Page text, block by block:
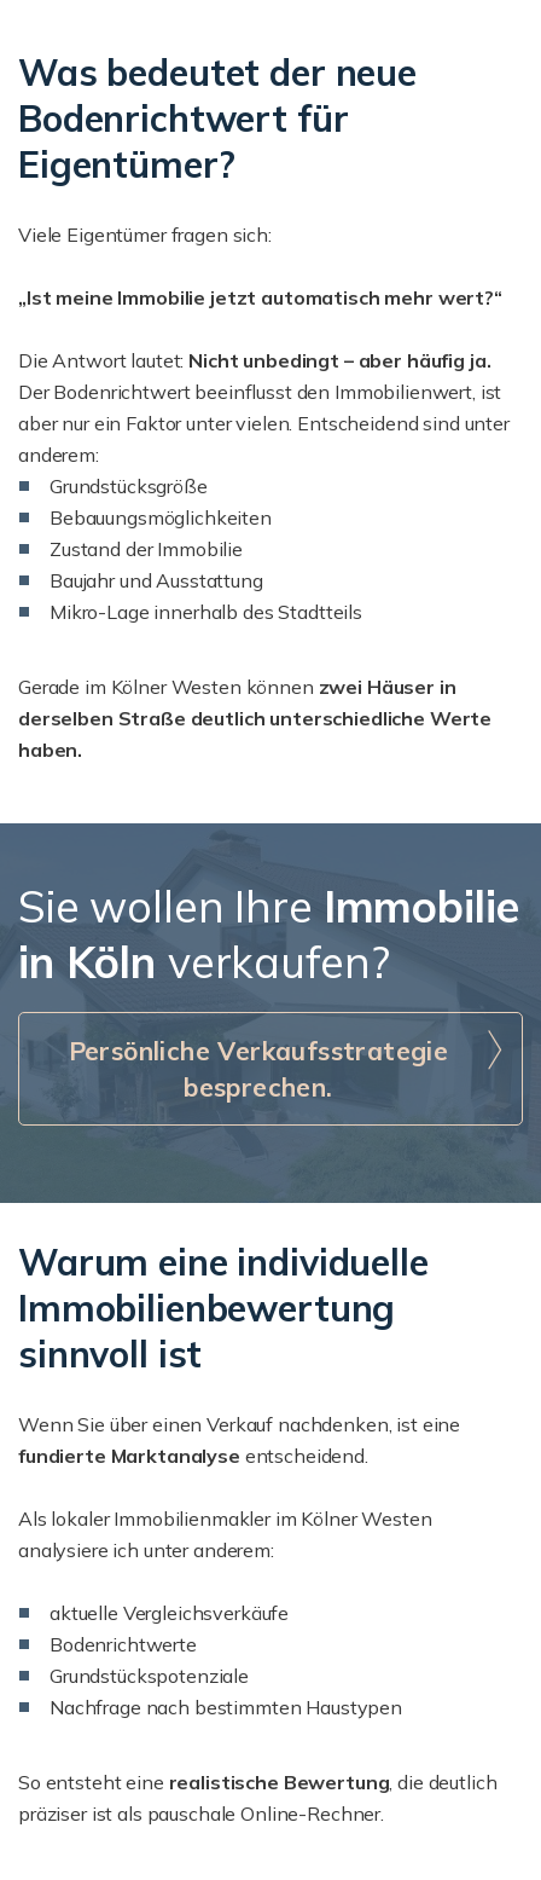
Was bedeutet der neue
Bodenrichtwert für
Eigentümer?
Viele Eigentümer fragen sich:
„Ist meine Immobilie jetzt automatisch mehr wert?“
Die Antwort lautet: Nicht unbedingt – aber häufig ja.
Der Bodenrichtwert beeinflusst den Immobilienwert, ist
aber nur ein Faktor unter vielen. Entscheidend sind unter
anderem:
Grundstücksgröße
Bebauungsmöglichkeiten
Zustand der Immobilie
Baujahr und Ausstattung
Mikro-Lage innerhalb des Stadtteils
Gerade im Kölner Westen können zwei Häuser in
derselben Straße deutlich unterschiedliche Werte
haben.
Sie wollen Ihre Immobilie
in Köln verkaufen?
Persönliche Verkaufsstrategie
besprechen.
Warum eine individuelle
Immobilienbewertung
sinnvoll ist
Wenn Sie über einen Verkauf nachdenken, ist eine
fundierte Marktanalyse entscheidend.
Als lokaler Immobilienmakler im Kölner Westen
analysiere ich unter anderem:
aktuelle Vergleichsverkäufe
Bodenrichtwerte
Grundstückspotenziale
Nachfrage nach bestimmten Haustypen
So entsteht eine realistische Bewertung, die deutlich
präziser ist als pauschale Online-Rechner.